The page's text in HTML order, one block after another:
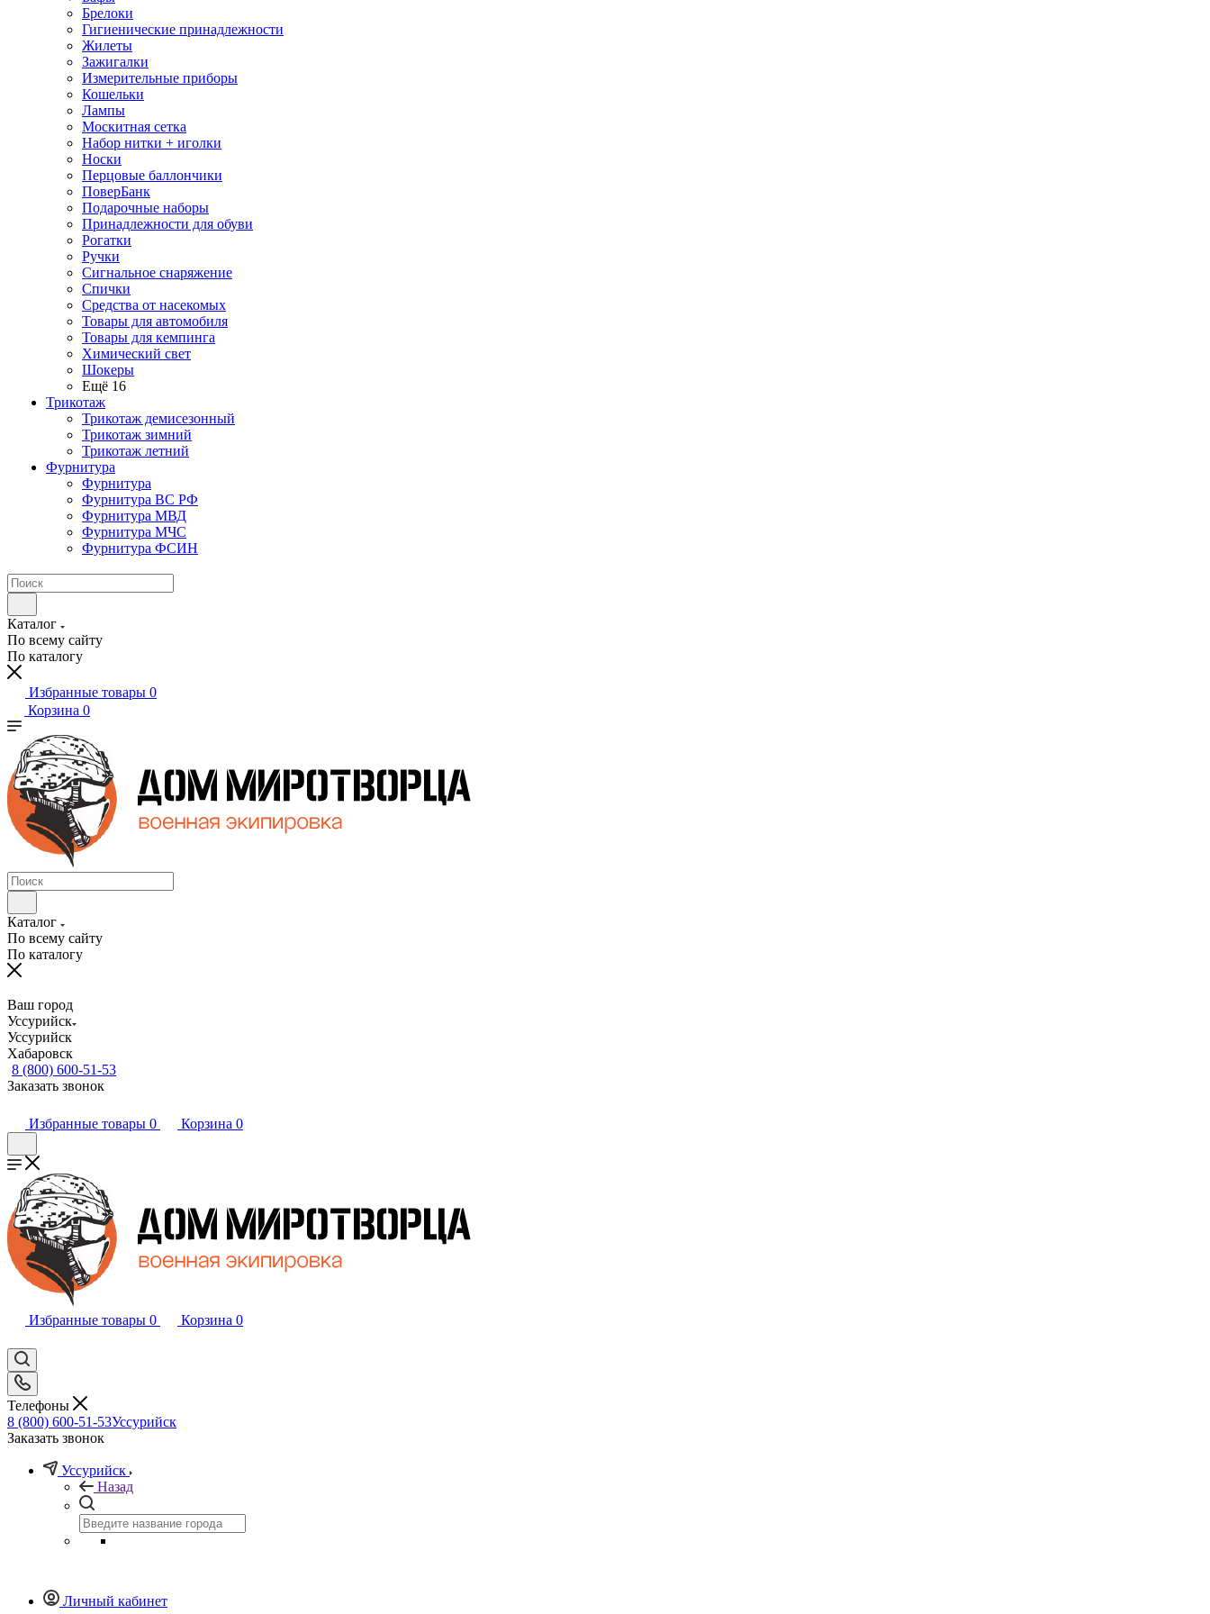
Брелоки
Гигиенические принадлежности
Жилеты
Зажигалки
Измерительные приборы
Кошельки
Лампы
Москитная сетка
Набор нитки + иголки
Носки
Перцовые баллончики
ПоверБанк
Подарочные наборы
Принадлежности для обуви
Рогатки
Ручки
Сигнальное снаряжение
Спички
Средства от насекомых
Товары для автомобиля
Товары для кемпинга
Химический свет
Шокеры
Ещё 16
Трикотаж
Трикотаж демисезонный
Трикотаж зимний
Трикотаж летний
Фурнитура
Фурнитура
Фурнитура ВС РФ
Фурнитура МВД
Фурнитура МЧС
Фурнитура ФСИН
Каталог
По всему сайту
По каталогу
Избранные товары 0
Корзина 0
Каталог
По всему сайту
По каталогу
Ваш город
Уссурийск
Уссурийск
Хабаровск
8 (800) 600-51-53
Заказать звонок
Избранные товары 0 Корзина 0
Избранные товары 0 Корзина 0
Телефоны
8 (800) 600-51-53Уссурийск
Заказать звонок
Уссурийск
Назад
Личный кабинет